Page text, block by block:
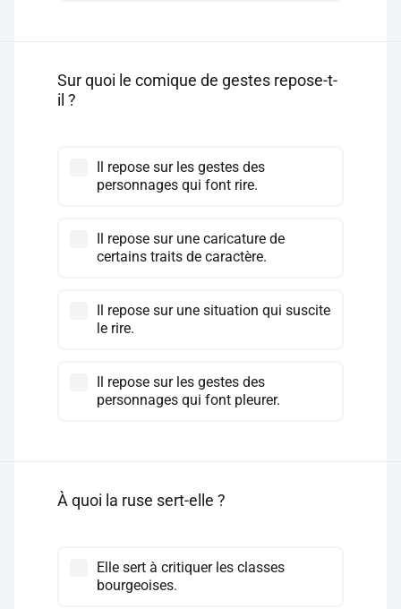
Sur quoi le comique de gestes repose-t-
il ?
Il repose sur les gestes des
personnages qui font rire.
Il repose sur une caricature de
certains traits de caractère.
Il repose sur une situation qui suscite
le rire.
Il repose sur les gestes des
personnages qui font pleurer.
À quoi la ruse sert-elle ?
Elle sert à critiquer les classes
bourgeoises.